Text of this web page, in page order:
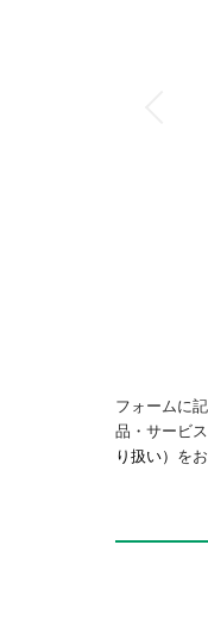
フォームに
品・サービ
り扱い） を